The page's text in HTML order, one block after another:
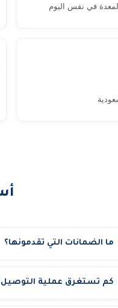
ما الضمانات التي تقدمونها؟
فترة الإيجار. تبديل فوري
كم تستغرق عملية